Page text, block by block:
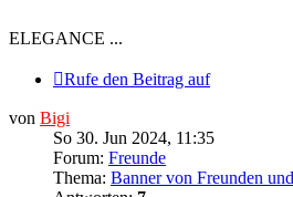
ELEGANCE ...
Rufe den Beitrag auf
von Bigi
So 30. Jun 2024, 11:35
Forum: Freunde
Thema: Banner von Freunden